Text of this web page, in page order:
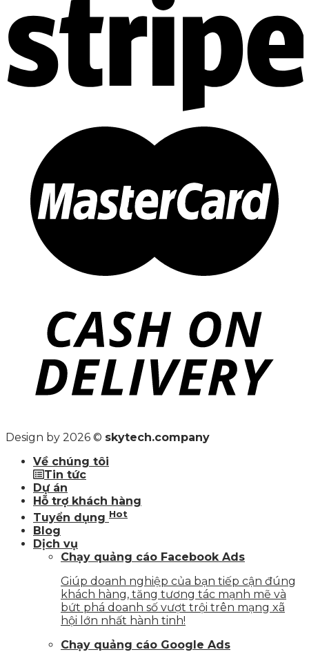
Design by 2026 © skytech.company
Về chúng tôi
Tin tức
Dự án
Hỗ trợ khách hàng
Tuyển dụng Hot
Blog
Dịch vụ
Chạy quảng cáo Facebook Ads
Giúp doanh nghiệp của bạn tiếp cận đúng
khách hàng, tăng tương tác mạnh mẽ và
bứt phá doanh số vượt trội trên mạng xã
hội lớn nhất hành tinh!
Chạy quảng cáo Google Ads